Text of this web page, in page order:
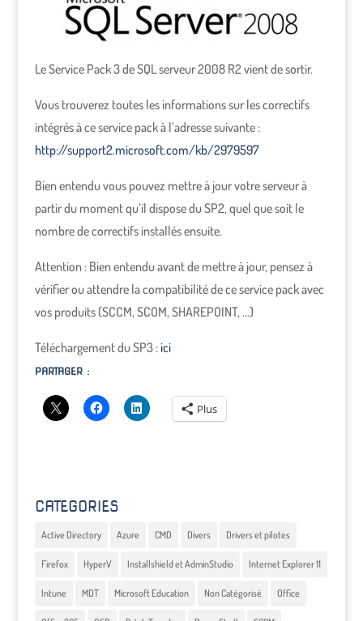
Le Service Pack 3 de SQL serveur 2008 R2 vient de sortir.
Vous trouverez toutes les informations sur les correctifs
intégrés à ce service pack à l’adresse suivante :
http://support2.microsoft.com/kb/2979597
Bien entendu vous pouvez mettre à jour votre serveur à
partir du moment qu’il dispose du SP2, quel que soit le
nombre de correctifs installés ensuite.
Attention : Bien entendu avant de mettre à jour, pensez à
vérifier ou attendre la compatibilité de ce service pack avec
vos produits (SCCM, SCOM, SHAREPOINT, …)
Téléchargement du SP3 :ici
PARTAGER :
Plus
CATEGORIES
Active Directory Azure CMD Divers Drivers et pilotes
Firefox HyperV Installshield et AdminStudio Internet Explorer 11
Intune MDT Microsoft Education Non Catégorisé Office